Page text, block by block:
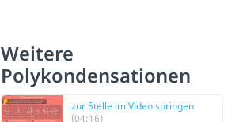
Weitere
Polykondensationen
zur Stelle im Video springen
(04:16)